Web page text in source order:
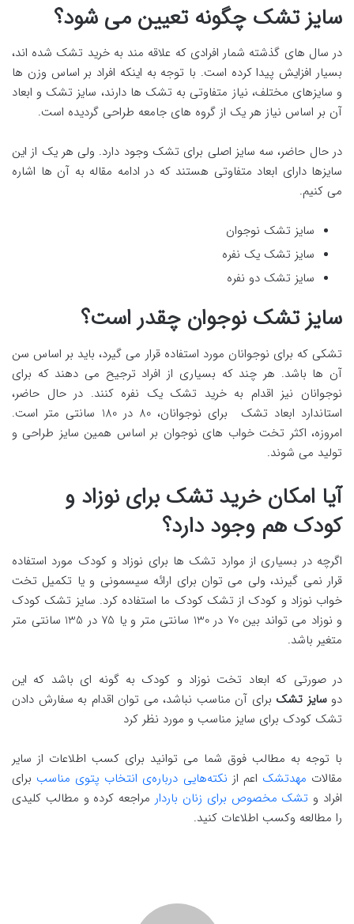
سایز تشک چگونه تعیین می شود؟
در سال های گذشته شمار افرادی که علاقه مند به خرید تشک شده اند،
بسیار افزایش پیدا کرده است. با توجه به اینکه افراد بر اساس وزن ها
و سایزهای مختلف، نیاز متفاوتی به تشک ها دارند، سایز تشک و ابعاد
آن بر اساس نیاز هر یک از گروه های جامعه طراحی گردیده است.
در حال حاضر، سه سایز اصلی برای تشک وجود دارد. ولی هر یک از این
سایزها دارای ابعاد متفاوتی هستند که در ادامه مقاله به آن ها اشاره
می کنیم.
سایز تشک نوجوان
سایز تشک یک نفره
سایز تشک دو نفره
سایز تشک نوجوان چقدر است؟
تشکی که برای نوجوانان مورد استفاده قرار می گیرد، باید بر اساس سن
آن ها باشد. هر چند که بسیاری از افراد ترجیح می دهند که برای
نوجوانان نیز اقدام به خرید تشک یک نفره کنند. در حال حاضر،
استاندارد ابعاد تشک برای نوجوانان، 80 در 180 سانتی متر است.
امروزه، اکثر تخت خواب های نوجوان بر اساس همین سایز طراحی و
تولید می شوند.
آیا امکان خرید تشک برای نوزاد و
کودک هم وجود دارد؟
اگرچه در بسیاری از موارد تشک ها برای نوزاد و کودک مورد استفاده
قرار نمی گیرند، ولی می توان برای ارائه سیسمونی و یا تکمیل تخت
خواب نوزاد و کودک از تشک کودک ما استفاده کرد. سایز تشک کودک
و نوزاد می تواند بین 70 در 130 سانتی متر و یا 75 در 135 سانتی متر
متغیر باشد.
در صورتی که ابعاد تخت نوزاد و کودک به گونه ای باشد که این
دوسایز تشک برای آن مناسب نباشد، می توان اقدام به سفارش دادن
تشک کودک برای سایز مناسب و مورد نظر کرد
با توجه به مطالب فوق شما می توانید برای کسب اطلاعات از سایر
مقالات مهدتشک اعم از نکته‌هایی درباره‌ی انتخاب پتوی مناسب برای
افراد و تشک مخصوص برای زنان باردارمراجعه کرده و مطالب کلیدی
را مطالعه وکسب اطلاعات کنید.